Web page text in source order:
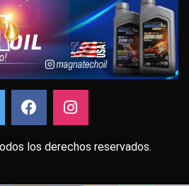
los derechos reservados.